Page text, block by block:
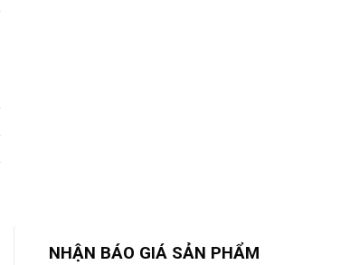
NHẬN BÁO GIÁ SẢN PHẨM